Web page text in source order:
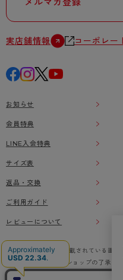
実店舗情報 コーポレー
お知らせ
会員特典
LINE入会特典
サイズ表
返品・交換
ご利用ガイド
レビューについて
本ウェブサイト上に掲載されている画
ギオンラインショップの了承な